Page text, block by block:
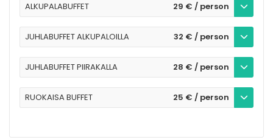
ALKUPALABUFFET 29 € / person
JUHLABUFFET ALKUPALOILLA 32 € / person
JUHLABUFFET PIIRAKALLA 28 € / person
RUOKAISA BUFFET 25 € / person